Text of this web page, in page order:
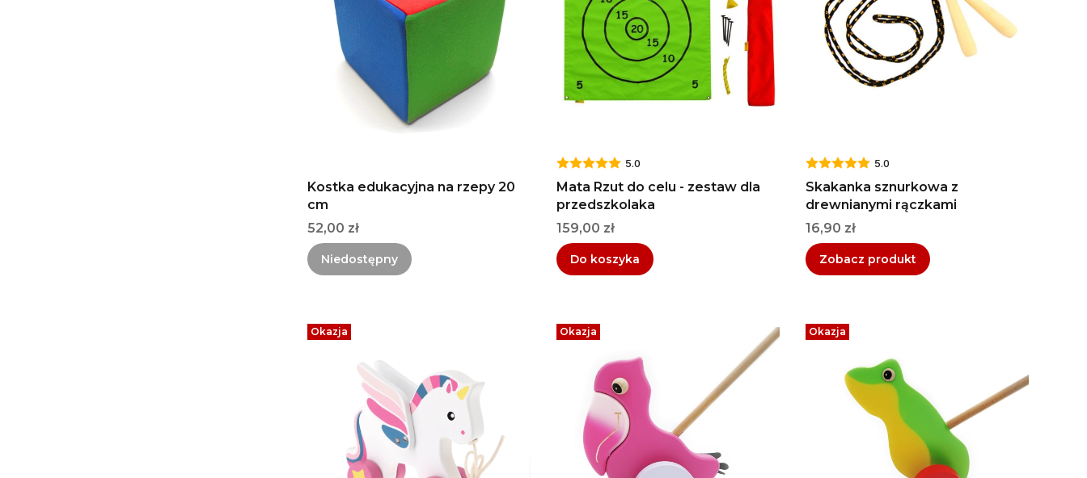
Kostka edukacyjna na rzepy 20
cm
Cena
52,00 zł
Niedostępny
5.0
Mata Rzut do celu - zestaw dla
przedszkolaka
Cena
159,00 zł
Do koszyka
5.0
Skakanka sznurkowa z
drewnianymi rączkami
Cena
16,90 zł
Zobacz produkt
Okazja Okazja Okazja